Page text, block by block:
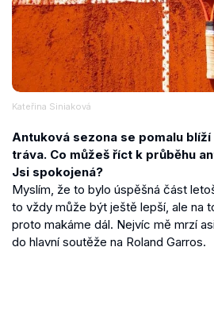
Kateřina Siniaková
Antuková sezona se pomalu
tráva. Co můžeš říct k průběhu
Jsi spokojená?
Myslím, že to bylo úspěšná část
to vždy může být ještě lepší, ale na
proto makáme dál. Nejvíc mě mrzí
do hlavní soutěže na Roland Garros.